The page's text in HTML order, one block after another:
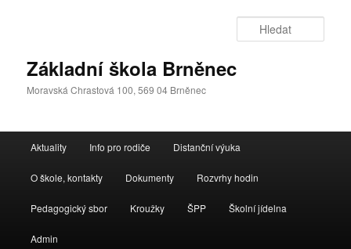
Základní škola Brněnec
Moravská Chrastová 100, 569 04 Brněnec
navigační
Aktuality Info pro rodiče Distanční výuka
O škole, kontakty Dokumenty Rozvrhy hodin
Pedagogický sbor Kroužky ŠPP Školní jídelna
Admin